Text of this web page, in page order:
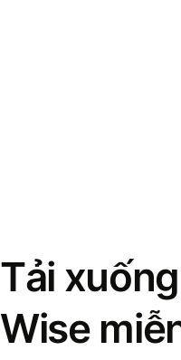
Tải
Wise